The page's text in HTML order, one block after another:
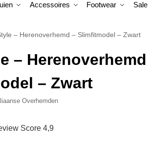
Accessoires Footwear
Sale
– Herenoverhemd – Slimfitmodel – Zwart
– Herenoverhemd
– Zwart
Overhemden
Score 4,9